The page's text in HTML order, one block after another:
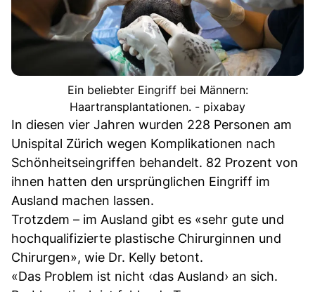
Ein beliebter Eingriff bei Männern:
Haartransplantationen. - pixabay
In diesen vier Jahren wurden 228 Personen am
Unispital Zürich wegen Komplikationen nach
Schönheitseingriffen behandelt. 82 Prozent von
ihnen hatten den ursprünglichen Eingriff im
Ausland machen lassen.
Trotzdem – im Ausland gibt es «sehr gute und
hochqualifizierte plastische Chirurginnen und
Chirurgen», wie Dr. Kelly betont.
«Das Problem ist nicht ‹das Ausland› an sich.